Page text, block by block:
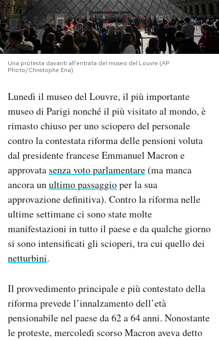
NEWSLETTER
I MIEI PREFERITI
CALENDARIO
Area Personale
Newsletter
Notifiche mobile
Esci
Una protesta davanti all'entrata del museo del Louvre (AP
Photo/Christophe Ena)
Lunedì il museo del Louvre, il più importante
museo di Parigi nonché il più visitato al mondo, è
rimasto chiuso per uno sciopero del personale
contro la contestata riforma delle pensioni voluta
dal presidente francese Emmanuel Macron e
approvata senza voto parlamentare (ma manca
ancora unultimo passaggioper la sua
approvazione definitiva). Contro la riforma nelle
ultime settimane ci sono state molte
manifestazioni in tutto il paese e da qualche giorno
si sono intensificati gli scioperi, tra cui quello dei
netturbini.
Il provvedimento principale e più contestato della
riforma prevede l’innalzamento dell’età
pensionabile nel paese da 62 a 64 anni. Nonostante
le proteste, mercoledì scorso Macron aveva detto